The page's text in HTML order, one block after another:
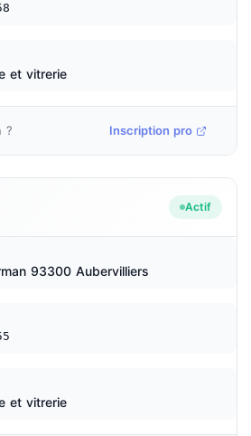
et vitrerie
? Inscription pro
Actif
93300 Aubervilliers
et vitrerie